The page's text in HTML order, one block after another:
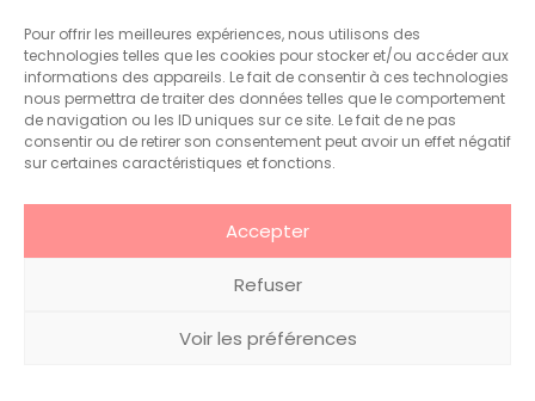
Pour offrir les meilleures expériences, nous utilisons des
technologies telles que les cookies pour stocker et/ou accéder aux
informations des appareils. Le fait de consentir à ces technologies
nous permettra de traiter des données telles que le comportement
de navigation ou les ID uniques sur ce site. Le fait de ne pas
consentir ou de retirer son consentement peut avoir un effet négatif
sur certaines caractéristiques et fonctions.
Accepter
Refuser
Voir les préférences
© 2026 Hiceo . Tous droits
réservés
Glossaire.Mentions
légales